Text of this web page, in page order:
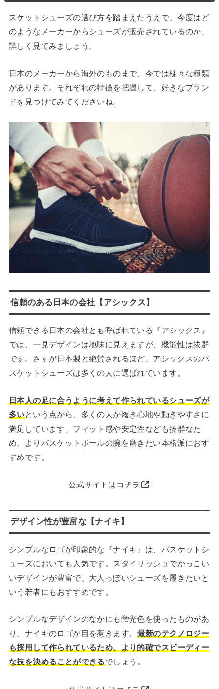
スケットシューズの選び方を踏まえたうえで、今度はど
のようなメーカーからシューズが販売されているのか、
詳しく見てみましょう。
日本のメーカーから海外のものまで、今では様々な種類
があります。それぞれの特徴を把握して、好きなブラン
ドを見つけてみてくださいね。
信頼のある日本の会社【アシックス】
信頼できる日本の会社とも呼ばれている『アシックス』
では、一見デザインは地味に見えますが、機能性は抜群
です。さすが日本製と絶賛されるほど、アシックスのバ
スケットシューズは多くの人に選ばれています。
日本人の足に合うように考えて作られているシューズが
多い という点から、多くの人が履き心地や動きやすさに
満足しています。フィット感や安定性なども抜群なた
め、よりバスケットボールの腕を磨きたい本格派におす
すめです。
公式サイトはコチラ
デザイン性が豊富な【ナイキ】
シンプルなロゴが印象的な『ナイキ』は、バスケットシ
ューズにおいても人気です。スタイリッシュでかっこい
いデザインが豊富で、大人っぽいシューズを履きたいと
いう若者にもおすすめです。
シンプルなデザインのなかにも蛍光色を使ったものがあ
り、ナイキのロゴが目を惹きます。 最新のテクノロジー
も採用して作られているため、より的確でスピーディー
な技を決めることができるでしょう。